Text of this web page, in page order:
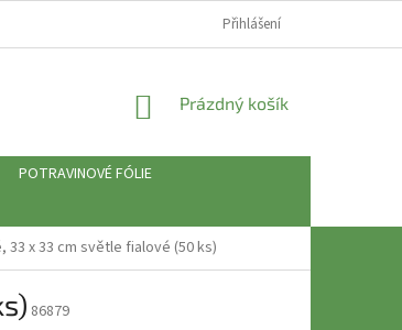
S OSOBNÍMI ÚDAJI (GDPR) Přihlášení
NÁKUPNÍ
Prázdný košík
POTRAVINOVÉ FÓLIE
33 x 33 cm světle fialové (50 ks)
86879